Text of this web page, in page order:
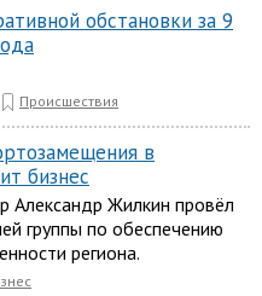
обстановки за 9
Происшествия
в
бизнес
Александр Жилкин провёл
группы по обеспечению
региона.